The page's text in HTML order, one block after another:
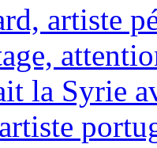
artiste
la Syrie